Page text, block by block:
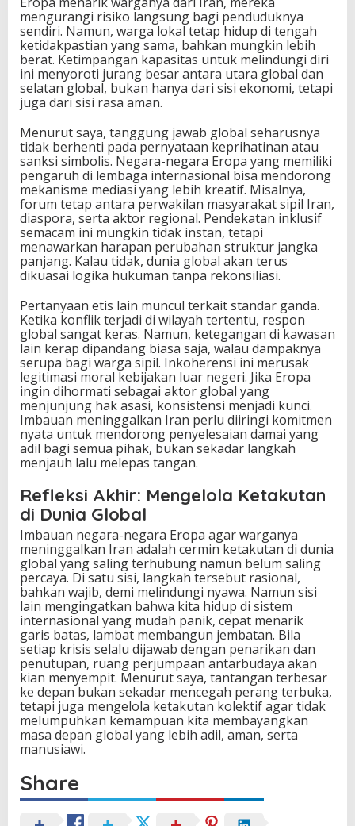
mengurangi risiko langsung bagi penduduknya
sendiri. Namun, warga lokal tetap hidup di tengah
ketidakpastian yang sama, bahkan mungkin lebih
berat. Ketimpangan kapasitas untuk melindungi diri
ini menyoroti jurang besar antara utara global dan
selatan global, bukan hanya dari sisi ekonomi, tetapi
juga dari sisi rasa aman.
Menurut saya, tanggung jawab global seharusnya
tidak berhenti pada pernyataan keprihatinan atau
sanksi simbolis. Negara-negara Eropa yang memiliki
pengaruh di lembaga internasional bisa mendorong
mekanisme mediasi yang lebih kreatif. Misalnya,
forum tetap antara perwakilan masyarakat sipil Iran,
diaspora, serta aktor regional. Pendekatan inklusif
semacam ini mungkin tidak instan, tetapi
menawarkan harapan perubahan struktur jangka
panjang. Kalau tidak, dunia global akan terus
dikuasai logika hukuman tanpa rekonsiliasi.
Pertanyaan etis lain muncul terkait standar ganda.
Ketika konflik terjadi di wilayah tertentu, respon
global sangat keras. Namun, ketegangan di kawasan
lain kerap dipandang biasa saja, walau dampaknya
serupa bagi warga sipil. Inkoherensi ini merusak
legitimasi moral kebijakan luar negeri. Jika Eropa
ingin dihormati sebagai aktor global yang
menjunjung hak asasi, konsistensi menjadi kunci.
Imbauan meninggalkan Iran perlu diiringi komitmen
nyata untuk mendorong penyelesaian damai yang
adil bagi semua pihak, bukan sekadar langkah
menjauh lalu melepas tangan.
Refleksi Akhir: Mengelola Ketakutan
di Dunia Global
Imbauan negara-negara Eropa agar warganya
meninggalkan Iran adalah cermin ketakutan di dunia
global yang saling terhubung namun belum saling
percaya. Di satu sisi, langkah tersebut rasional,
bahkan wajib, demi melindungi nyawa. Namun sisi
lain mengingatkan bahwa kita hidup di sistem
internasional yang mudah panik, cepat menarik
garis batas, lambat membangun jembatan. Bila
setiap krisis selalu dijawab dengan penarikan dan
penutupan, ruang perjumpaan antarbudaya akan
kian menyempit. Menurut saya, tantangan terbesar
ke depan bukan sekadar mencegah perang terbuka,
tetapi juga mengelola ketakutan kolektif agar tidak
melumpuhkan kemampuan kita membayangkan
masa depan global yang lebih adil, aman, serta
manusiawi.
Share